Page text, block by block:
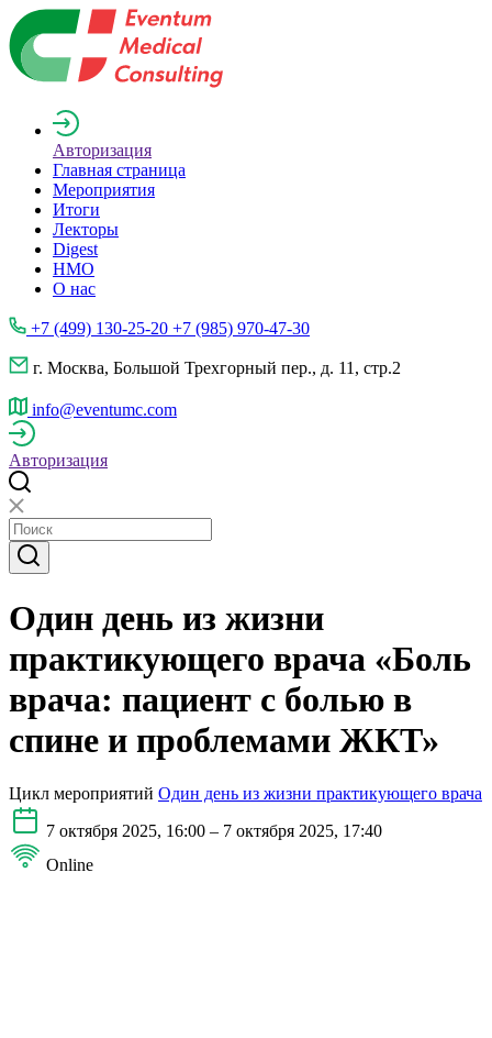
Авторизация
Главная страница
Мероприятия
Итоги
Лекторы
Digest
НМО
О нас
+7 (499) 130-25-20 +7 (985) 970-47-30
г. Москва, Большой Трехгорный пер., д. 11, стр.2
info@eventumc.com
Авторизация
Один день из жизни
практикующего врача «Боль
врача: пациент с болью в
спине и проблемами ЖКТ»
Цикл мероприятий Один день из жизни практикующего врача
7 октября 2025, 16:00 – 7 октября 2025, 17:40
Online